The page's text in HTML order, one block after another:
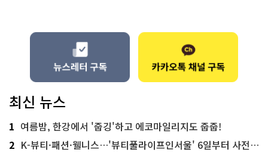
최신 뉴스
1 여름밤, 한강에서 '줍깅'하고 에코마일리지도 줍줍!
2 K-뷰티·패션·웰니스…'뷰티풀라이프인서울' 6일부터 사전 예약